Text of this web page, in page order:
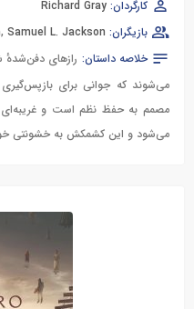
کارگردان: Richard Gray
بازیگران:
, Samuel L. Jackson
خلاصه داستان:
می‌شوند که جوانی برای بازپس‌گیری
مصمم به حفظ نظم است و غریبه‌ای
می‌شود و این کشمکش به خشونتی